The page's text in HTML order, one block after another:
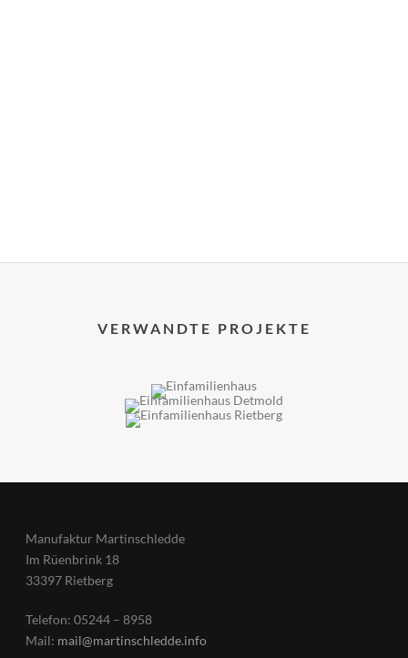
VERWANDTE PROJEKTE
Manufaktur Martinschledde
Im Rüenbrink 18
33397 Rietberg
Telefon: 05244 – 8958
Mail: mail@martinschledde.info